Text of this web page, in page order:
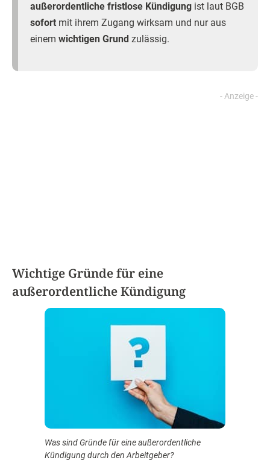
außerordentliche fristlose Kündigung ist laut BGB
sofort mit ihrem Zugang wirksam und nur aus
einem wichtigen Grund zulässig.
Wichtige Gründe für eine
außerordentliche Kündigung
Was sind Gründe für eine außerordentliche
Kündigung durch den Arbeitgeber?